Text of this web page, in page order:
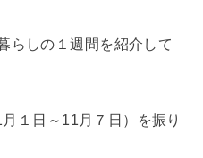
らしの１週間を紹介して
１日～11月７日）を振り